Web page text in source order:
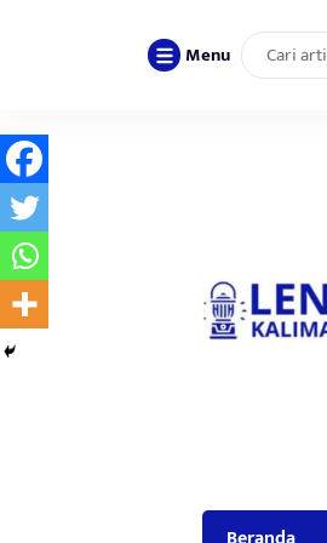
Menu